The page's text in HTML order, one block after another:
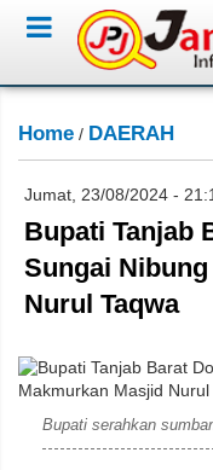
Home / DAERAH
Jumat, 23/08/2024 -
Bupati Tanjab
Sungai
Nurul Taqwa
Bupati serahkan